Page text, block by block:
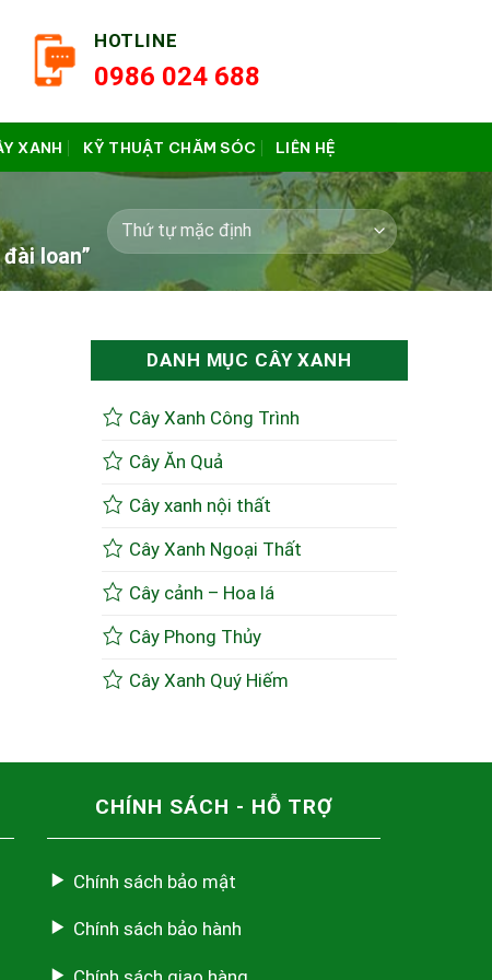
HOTLINE
0986 024 688
XANH KỸ THUẬT CHĂM SÓC LIÊN HỆ
loan”
DANH MỤC CÂY XANH
Cây Xanh Công Trình
Cây Ăn Quả
Cây xanh nội thất
Cây Xanh Ngoại Thất
Cây cảnh – Hoa lá
Cây Phong Thủy
Cây Xanh Quý Hiếm
CHÍNH SÁCH - HỖ TRỢ
Chính sách bảo mật
Chính sách bảo hành